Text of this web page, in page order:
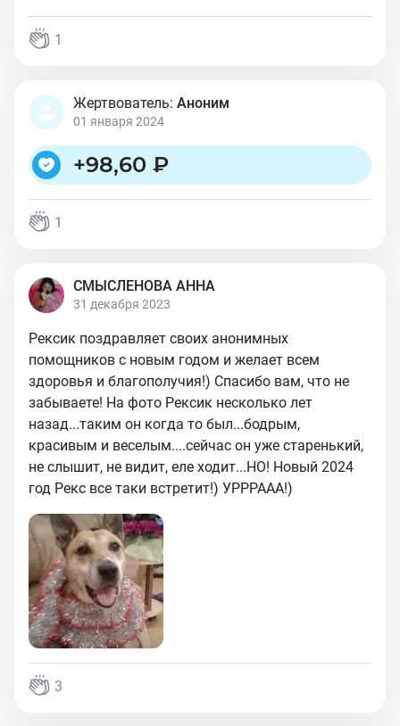
1
Жертвователь: Аноним
01 января 2024
+98,60 ₽
1
СМЫСЛЕНОВА АННА
31 декабря 2023
Рексик поздравляет своих анонимных
помощников с новым годом и желает всем
здоровья и благополучия!) Спасибо вам, что не
забываете! На фото Рексик несколько лет
назад...таким он когда то был...бодрым,
красивым и веселым....сейчас он уже старенький,
не слышит, не видит, еле ходит...НО! Новый 2024
год Рекс все таки встретит!) УРРРААА!)
3